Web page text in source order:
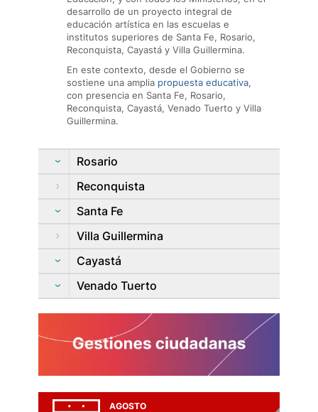
desarrollo de un proyecto integral de
educación artística en las escuelas e
institutos superiores de Santa Fe, Rosario,
Reconquista, Cayastá y Villa Guillermina.
En este contexto, desde el Gobierno se
sostiene una amplia propuesta educativa,
con presencia en Santa Fe, Rosario,
Reconquista, Cayastá, Venado Tuerto y Villa
Guillermina.
Rosario
Reconquista
Santa Fe
Villa Guillermina
Cayastá
Venado Tuerto
AGOSTO